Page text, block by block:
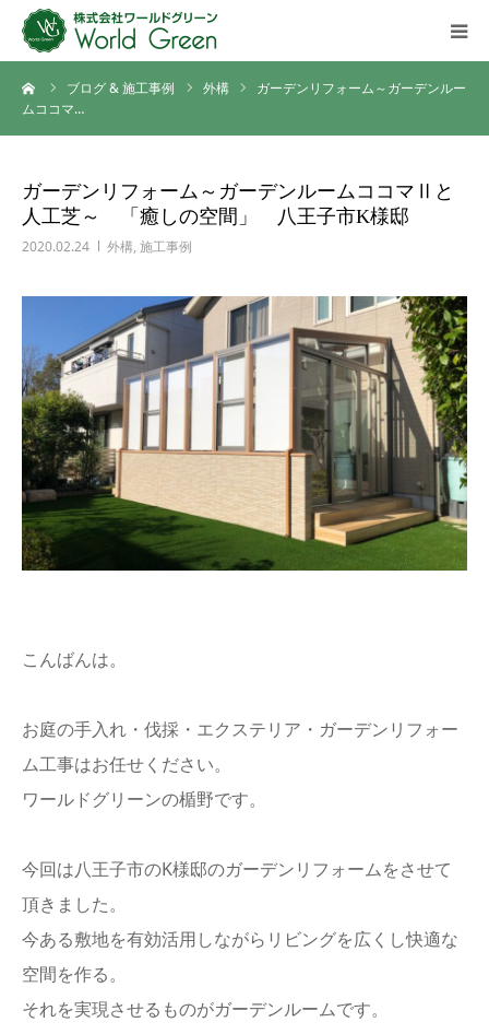
ブログ & 施工事例 外構
ガーデンリフォーム～ガーデンルー
ムココマ…
ガーデンリフォーム～ガーデンルームココマⅡと
人工芝～ 「癒しの空間」 八王子市K様邸
2020.02.24 外構, 施工事例
こんばんは。
お庭の手入れ・伐採・エクステリア・ガーデンリフォー
ム工事はお任せください。
ワールドグリーンの楯野です。
今回は八王子市のK様邸のガーデンリフォームをさせて
頂きました。
今ある敷地を有効活用しながらリビングを広くし快適な
空間を作る。
それを実現させるものがガーデンルームです。
HOME
会社概要
施工の流れ
ブログ
ご相談・お問い合わせ